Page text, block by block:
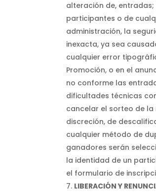
alteración de,
participantes o de
administración, la
inexacta, ya sea
cualquier error
Promoción, o en el
no conforme las
dificultades técnicas
cancelar el sorteo de la
discreción, de
cualquier método de
ganadores serán
la identidad de un
el formulario de
LIBERACIÓN Y